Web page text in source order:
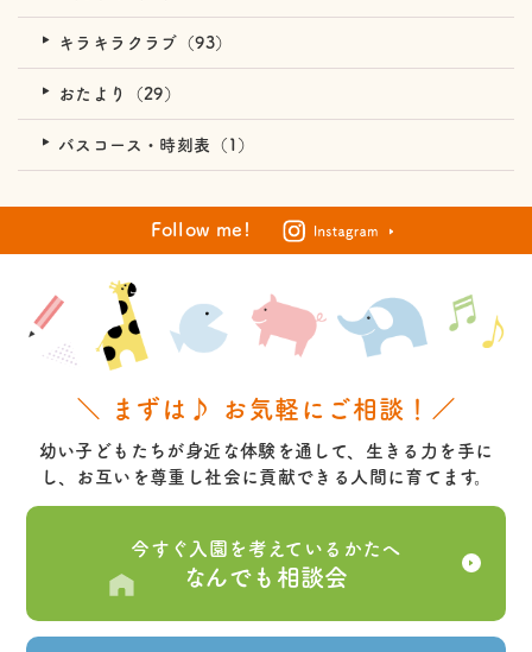
キラキラクラブ（93）
おたより（29）
バスコース・時刻表（1）
Follow me!
＼ まずは♪ お気軽にご相談！／
幼い子どもたちが身近な体験を通して、生きる力を手に
し、お互いを尊重し社会に貢献できる人間に育てます。
今すぐ入園を考えているかたへ
なんでも相談会